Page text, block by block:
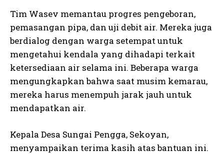
Tim Wasev memantau progres pengeboran,
pemasangan pipa, dan uji debit air. Mereka juga
berdialog dengan warga setempat untuk
mengetahui kendala yang dihadapi terkait
ketersediaan air selama ini. Beberapa warga
mengungkapkan bahwa saat musim kemarau,
mereka harus menempuh jarak jauh untuk
mendapatkan air.
Kepala Desa Sungai Pengga, Sekoyan,
menyampaikan terima kasih atas bantuan ini.